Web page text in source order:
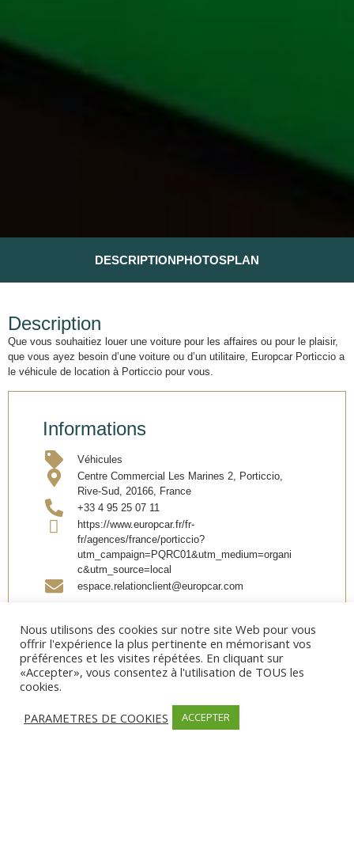
DESCRIPTIONPHOTOSPLAN
Description
Que vous souhaitiez louer une voiture pour les affaires ou pour le plaisir,
que vous ayez besoin d’une voiture ou d’un utilitaire, Europcar Porticcio a
le véhicule de location à Porticcio pour vous.
Informations
Véhicules
Centre Commercial Les Marines 2, Porticcio,
Rive-Sud, 20166, France
+33 4 95 25 07 11
https://www.europcar.fr/fr-
fr/agences/france/porticcio?
utm_campaign=PQRC01&utm_medium=organi
c&utm_source=local
espace.relationclient@europcar.com
Partager
Nous utilisons des cookies sur notre site Web pour vous
offrir l'expérience la plus pertinente en mémorisant vos
préférences et les visites répétées. En cliquant sur
«Accepter», vous consentez à l'utilisation de TOUS les
cookies.
PARAMETRES DE COOKIES
ACCEPTER